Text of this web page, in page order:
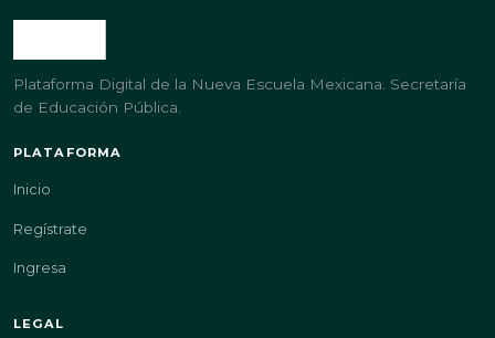
Plataforma Digital de la Nueva Escuela Mexicana. Secretaría
de Educación Pública.
PLATAFORMA
Inicio
Regístrate
Ingresa
LEGAL